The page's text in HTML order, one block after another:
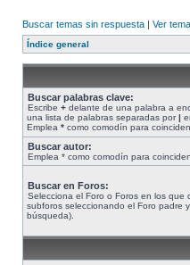
Buscar temas sin respuesta | Ver
Índice general
Buscar palabras clave:
Escribe + delante de una palabra a
una lista de palabras separadas por|
Emplea * como comodín para
Buscar autor:
Emplea * como comodín para
Buscar en Foros:
Selecciona el Foro o Foros en los que
subforos seleccionando el Foro padre
búsqueda).